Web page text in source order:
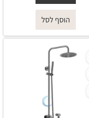
הוסף לסל